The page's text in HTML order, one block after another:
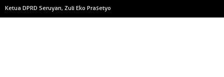
Ketua DPRD Seruyan, Zuli Eko Prasetyo